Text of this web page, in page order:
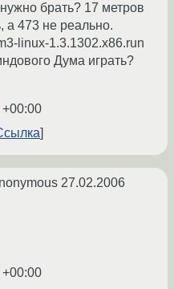
брать? 17 метров
а 473 не реально.
linux-1.3.1302.x86.run
Дума играть?
27.02.2006